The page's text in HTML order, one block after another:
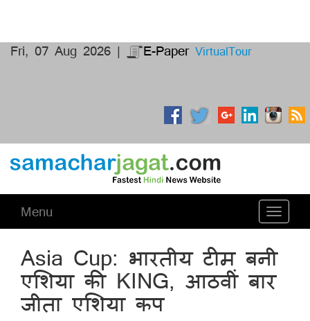
Fri, 07 Aug 2026 | E-Paper VirtualTour
Toggle
Menu
Asia Cup: भारतीय टीम बनी
एशिया की KING, आठवीं बार
जीता एशिया कप